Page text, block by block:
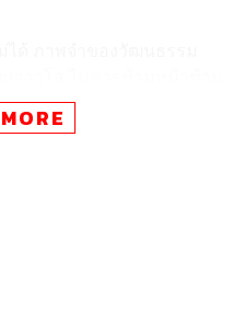
างคือการก้าวร้าว ดังนั้นจึง
ทางความคิด